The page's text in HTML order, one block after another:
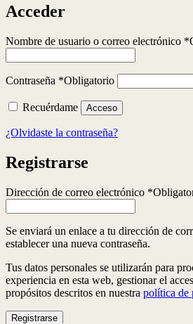
Acceder
Nombre de usuario o correo electrónico *
Contraseña *Obligatorio
Recuérdame Acceso
¿Olvidaste la contraseña?
Registrarse
Dirección de correo electrónico *
Se enviará un enlace a tu dirección de
establecer una nueva contraseña.
Tus datos personales se utilizarán para
experiencia en esta web, gestionar el
propósitos descritos en nuestra política de
Registrarse